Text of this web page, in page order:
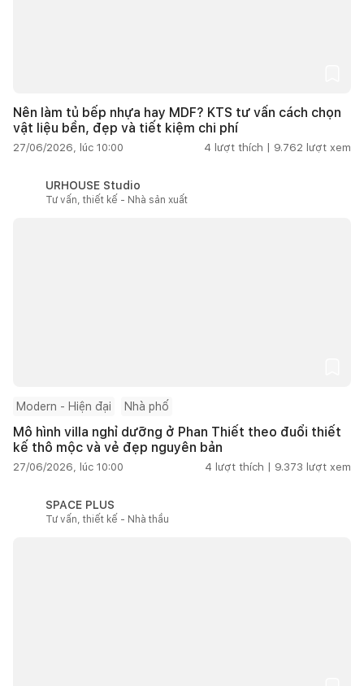
Nên làm tủ bếp nhựa hay MDF? KTS tư vấn cách chọn
vật liệu bền, đẹp và tiết kiệm chi phí
27/06/2026, lúc 10:00 4 lượt thích | 9.762 lượt xem
URHOUSE Studio
Tư vấn, thiết kế - Nhà sản xuất
Modern - Hiện đại Nhà phố
Mô hình villa nghỉ dưỡng ở Phan Thiết theo đuổi thiết
kế thô mộc và vẻ đẹp nguyên bản
27/06/2026, lúc 10:00 4 lượt thích | 9.373 lượt xem
SPACE PLUS
Tư vấn, thiết kế - Nhà thầu